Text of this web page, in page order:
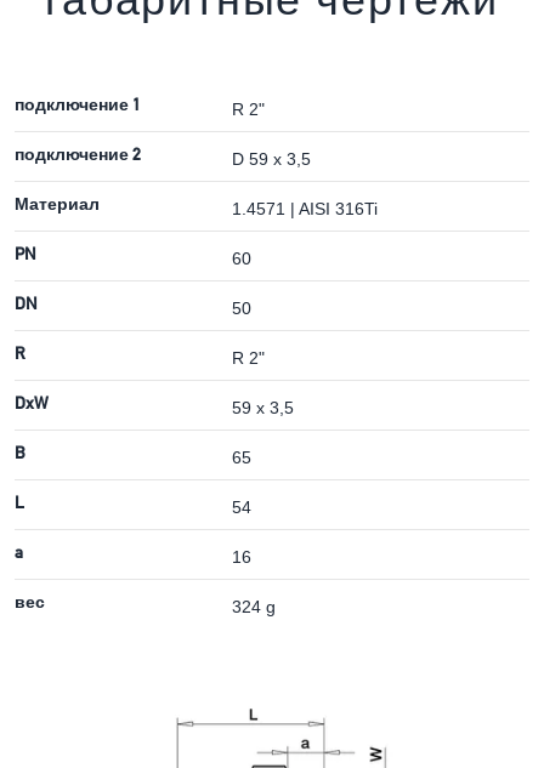
подключение 1 R 2"
подключение 2 D 59 x 3,5
Материал 1.4571 | AISI 316Ti
PN 60
DN 50
R R 2"
DxW 59 x 3,5
B 65
L 54
a 16
вес 324 g